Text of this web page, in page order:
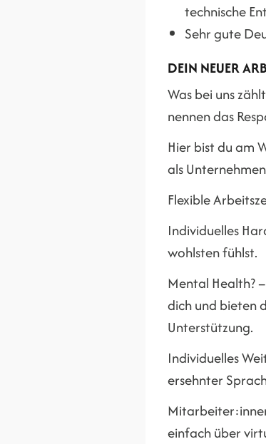
technische
Sehr gute
DEIN NEUER
Was bei uns
nennen das
Hier bist du am
als
Flexible
Individuelles
wohlsten fühlst.
Mental Health?
dich und bieten
Unterstützung.
Individuelles
ersehnter
einfach über